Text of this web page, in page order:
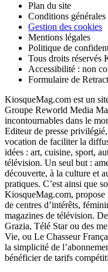
Plan du site
Conditions générales
Gestion des cookies
Mentions légales
Politique de
Tous droits
Accessibilité : non
Formulaire de
KiosqueMag.com est un
Groupe Reworld Media
incontournables dans le
Editeur de presse
vocation de faciliter la
idées : art, cuisine, sport,
télévision. Un seul but :
découverte, à la culture et
pratiques. C’est ainsi que
KiosqueMag.com, propose
de centres d’intérêts,
magazines de télévision.
Grazia, Télé Star ou des
Vie, ou Le Chasseur
la simplicité de
bénéficier de tarifs